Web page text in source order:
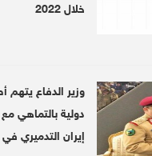
stranded abroad
خلال 2022
وزير الدفاع يتهم
دولية بالتماهي
إيران التدميري في